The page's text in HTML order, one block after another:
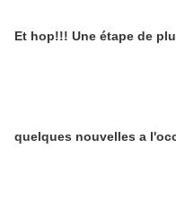
Et hop!!! Une étape de
quelques nouvelles a